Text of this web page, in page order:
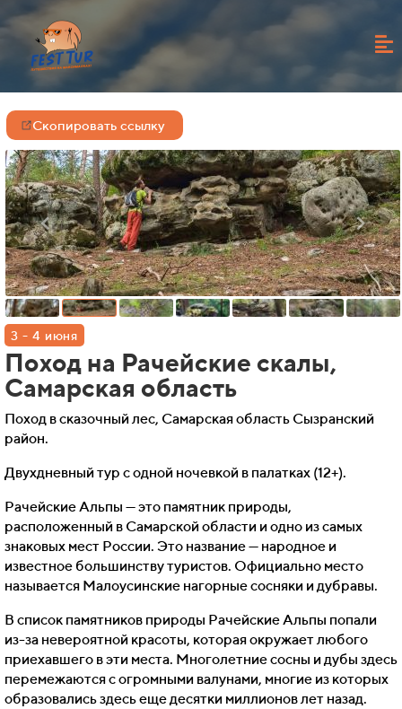
Скопировать ссылку
3 - 4 июня
Поход на Рачейские скалы,
Самарская область
Поход в сказочный лес, Самарская область Сызранский
район.
Двухдневный тур с одной ночевкой в палатках (12+).
Рачейские Альпы — это памятник природы,
расположенный в Самарской области и одно из самых
знаковых мест России. Это название — народное и
известное большинству туристов. Официально место
называется Малоусинские нагорные сосняки и дубравы.
В список памятников природы Рачейские Альпы попали
из-за невероятной красоты, которая окружает любого
приехавшего в эти места. Многолетние сосны и дубы здесь
перемежаются с огромными валунами, многие из которых
образовались здесь еще десятки миллионов лет назад.